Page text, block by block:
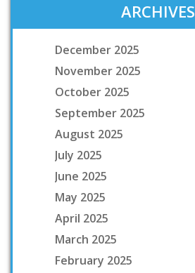
ARCHIVES
December 2025
November 2025
October 2025
September 2025
August 2025
July 2025
June 2025
May 2025
April 2025
March 2025
February 2025